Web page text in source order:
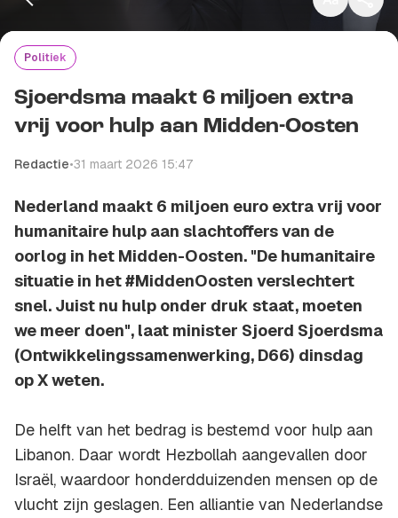
Politiek
Sjoerdsma maakt 6 miljoen extra
vrij voor hulp aan Midden-Oosten
Redactie•31 maart 2026 15:47
Nederland maakt 6 miljoen euro extra vrij voor
humanitaire hulp aan slachtoffers van de
oorlog in het Midden-Oosten. "De humanitaire
situatie in het #MiddenOosten verslechtert
snel. Juist nu hulp onder druk staat, moeten
we meer doen", laat minister Sjoerd Sjoerdsma
(Ontwikkelingssamenwerking, D66) dinsdag
op X weten.
De helft van het bedrag is bestemd voor hulp aan
Libanon. Daar wordt Hezbollah aangevallen door
Israël, waardoor honderdduizenden mensen op de
vlucht zijn geslagen. Een alliantie van Nederlandse